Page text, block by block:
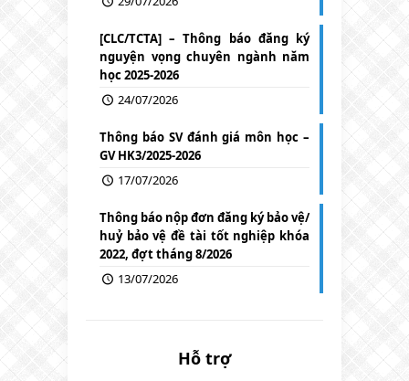
[CLC/TCTA] – Thông báo đăng ký
nguyện vọng chuyên ngành năm
học 2025-2026
24/07/2026
Thông báo SV đánh giá môn học –
GV HK3/2025-2026
17/07/2026
Thông báo nộp đơn đăng ký bảo vệ/
huỷ bảo vệ đề tài tốt nghiệp khóa
2022, đợt tháng 8/2026
13/07/2026
Hỗ trợ